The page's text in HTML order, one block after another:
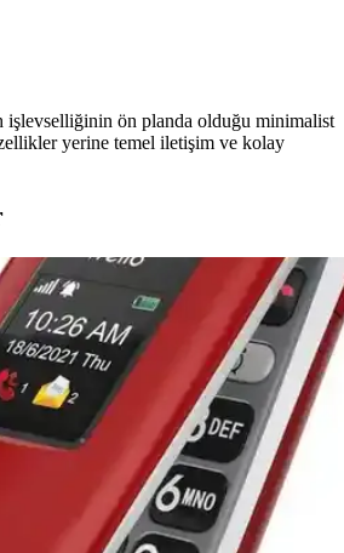
işlevselliğinin ön planda olduğu minimalist
yerine temel iletişim ve kolay